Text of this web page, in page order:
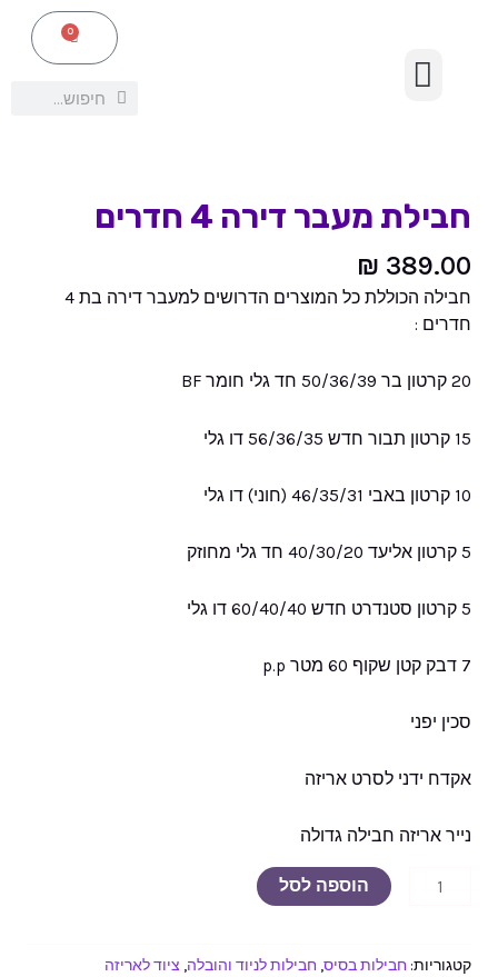
0עגלת
קניות
חיפוש
חיפוש
חבילת מעבר דירה 4 חדרים
₪ 389.00
חבילה הכוללת כל המוצרים הדרושים למעבר דירה בת 4
חדרים :
20 קרטון בר 50/36/39 חד גלי חומר BF
15 קרטון תבור חדש 56/36/35 דו גלי
10 קרטון באבי 46/35/31 (חוני) דו גלי
5 קרטון אליעד 40/30/20 חד גלי מחוזק
5 קרטון סטנדרט חדש 60/40/40 דו גלי
7 דבק קטן שקוף 60 מטר p.p‏
סכין יפני
אקדח ידני לסרט אריזה
נייר אריזה חבילה גדולה
חבילת
מעבר
דירה
4
חדרים
הוספה לסל
קטגוריות: חבילות בסיס, חבילות לניוד והובלה, ציוד לאריזה